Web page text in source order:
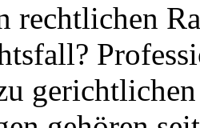
rechtlichen